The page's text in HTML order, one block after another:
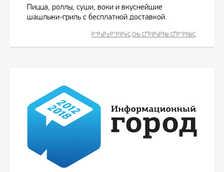
Пицца, роллы, суши, воки и вкуснейшие
шашлыки-гриль с бесплатной доставкой.
Р”РѕР±Р°РІРёС‚СЊ СЃРІРѕР№ СЃР°Р№С‚